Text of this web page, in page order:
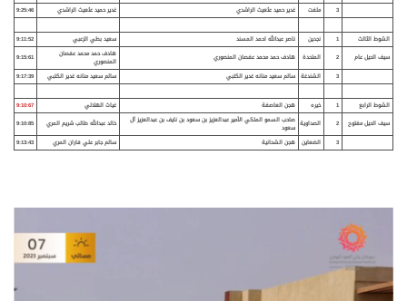
3
ملفت غدير حميد عثعيث الراشدي غدير حميد عثعيث الراشدي 9:25:46
الشوط الثالث 1 نجدين ناصر عبدالله احمد المسند سعيد بطي الزعبي
9:11:52
سيف الحيل عام
2 المتحدة هادف حمد محمد عفصان المنصوري هادف حمد محمد عفصان
المنصوري
9:15:61
3
الشندغة سالم سعيد منانه غدير الكتبي سالم سعيد منانه غدير الكتبي 9:17:39
الشوط الرابع 1 خيره هجن العاصفة غياث الهلالي
9:10:67
سيف الحيل مفتوح
2 الصداوية صاحب السمو الملكي الأمير عبدالعزيز بن سعود بن نايف بن عبدالعزيز آل
سعود خالد عبدالله طالب شريم المري
9:10:85
3
الضعاين هجن الشحانية سالم جابر علي فاران المري 9:13:43